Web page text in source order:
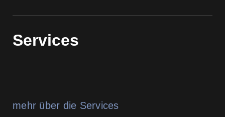
Services
mehr über die Services